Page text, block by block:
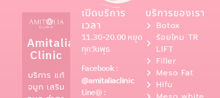
Amitalia
Clinic
บริการ แก้
จมูก เสริม
เปิดบริการ
เวลา
11.30-20.00 หยุด
ทุกวันพุธ
Facebook :
@amitaliaclinic
Line@ :
บริการของเรา
Botox
ร้อยไหม TR
LIFT
Filler
Meso Fat
Hifu